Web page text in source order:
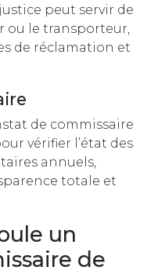
peut servir de
ou le transporteur,
de réclamation et
de commissaire
vérifier l’état des
annuels,
totale et
un
de